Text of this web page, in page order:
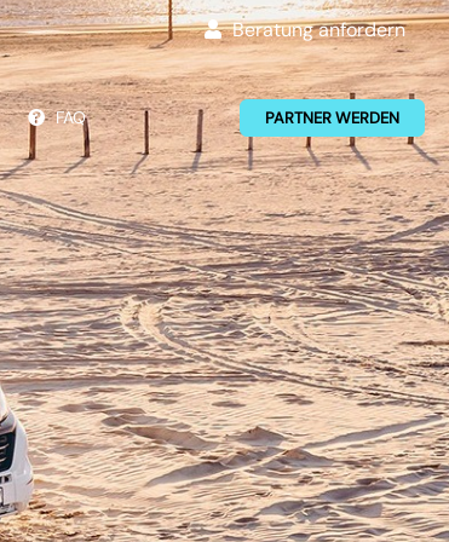
Beratung anfordern
FAQ PARTNER WERDEN